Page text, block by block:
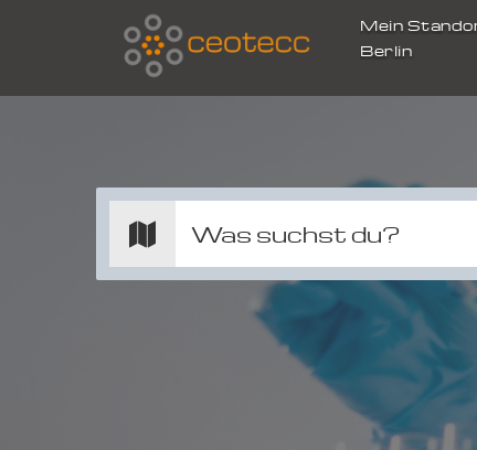
Mein
Berlin